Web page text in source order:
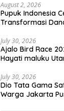
August 2, 2026
Pupuk Indonesia
Transformasi
July 30, 2026
Ajalo Bird Race
Hayati maluku
July 30, 2026
Dio Tata Gama
Warga Jakarta